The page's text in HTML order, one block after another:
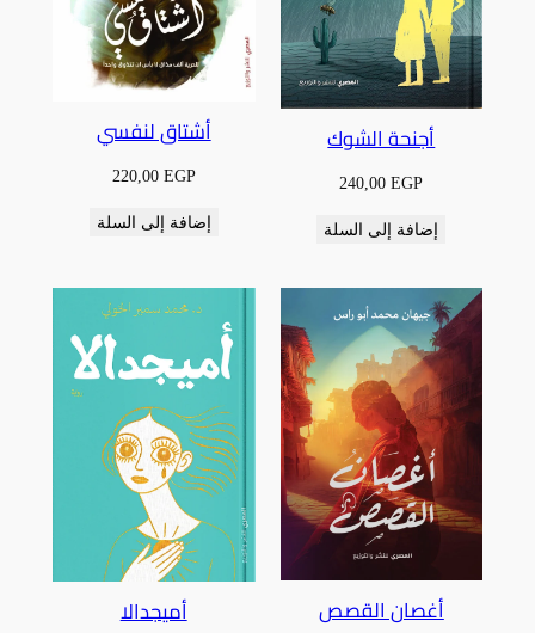
أجنحة الشوك
240,00EGP
إضافة إلى السلة
أشتاق لنفسي
220,00 EGP
إضافة إلى السلة
أغصان القصص أميجدالا